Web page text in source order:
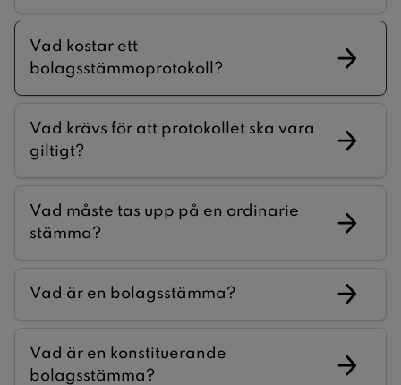
Vad kostar ett
bolagsstämmoprotokoll?
Vad krävs för att protokollet ska vara
giltigt?
Vad måste tas upp på en ordinarie
stämma?
Vad är en bolagsstämma?
Vad är en konstituerande
bolagsstämma?